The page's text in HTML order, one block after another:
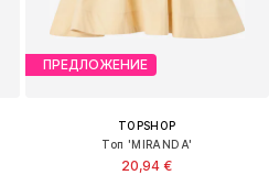
ПРЕДЛОЖЕНИЕ
TOPSHOP
Топ 'MIRANDA'
20,94 €